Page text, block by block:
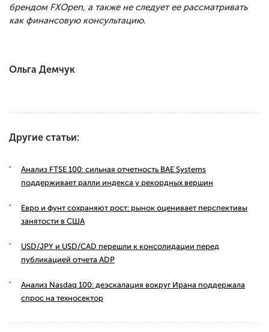
брендом FXOpen, а также не следует ее рассматривать
как финансовую консультацию.
Ольга Демчук
Другие статьи:
Анализ FTSE 100: сильная отчетность BAE Systems
поддерживает ралли индекса у рекордных вершин
Евро и фунт сохраняют рост: рынок оценивает перспективы
занятости в США
USD/JPY и USD/CAD перешли к консолидации перед
публикацией отчета ADP
Анализ Nasdaq 100: деэскалация вокруг Ирана поддержала
спрос на техносектор